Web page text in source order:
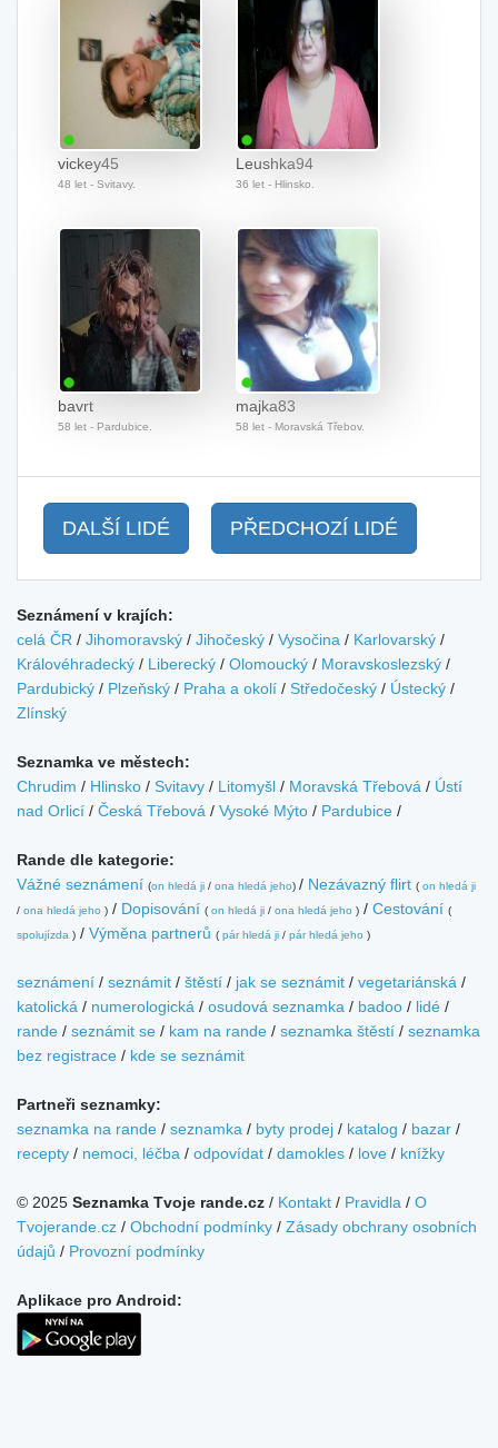
vickey45
48 let - Svitavy.
Leushka94
36 let - Hlinsko.
bavrt
58 let - Pardubice.
majka83
58 let - Moravská Třebov.
DALŠÍ LIDÉ PŘEDCHOZÍ LIDÉ
Seznámení v krajích:
celá ČR / Jihomoravský / Jihočeský / Vysočina / Karlovarský /
Královéhradecký / Liberecký / Olomoucký / Moravskoslezský /
Pardubický / Plzeňský / Praha a okolí / Středočeský / Ústecký /
Zlínský
Seznamka ve městech:
Chrudim / Hlinsko / Svitavy / Litomyšl / Moravská Třebová / Ústí
nad Orlicí / Česká Třebová / Vysoké Mýto / Pardubice /
Rande dle kategorie:
Vážné seznámení (on hledá ji / ona hledá jeho) / Nezávazný flirt ( on hledá ji
/ ona hledá jeho ) / Dopisování ( on hledá ji / ona hledá jeho ) / Cestování (
spolujízda ) / Výměna partnerů ( pár hledá ji / pár hledá jeho )
seznámení / seznámit / štěstí / jak se seznámit / vegetariánská /
katolická / numerologická / osudová seznamka / badoo / lidé /
rande / seznámit se / kam na rande / seznamka štěstí / seznamka
bez registrace / kde se seznámit
Partneři seznamky:
seznamka na rande / seznamka / byty prodej / katalog / bazar /
recepty / nemoci, léčba / odpovídat / damokles / love / knížky
© 2025 Seznamka Tvoje rande.cz / Kontakt / Pravidla / O
Tvojerande.cz / Obchodní podmínky / Zásady obchrany osobních
údajů / Provozní podmínky
Aplikace pro Android: